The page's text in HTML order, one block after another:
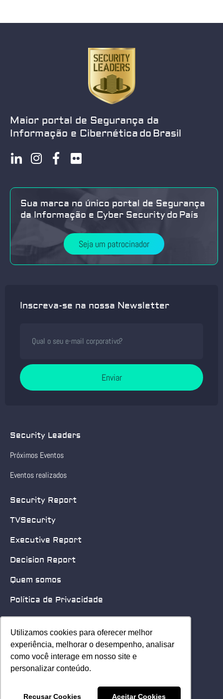
Utilizamos cookies para oferecer melhor
experiência, melhorar o desempenho, analisar
como você interage em nosso site e
personalizar conteúdo.
Recusar Cookies Aceitar Cookies
Utilizamos cookies para oferecer melhor
experiência, melhorar o desempenho, analisar
como você interage em nosso site e
personalizar conteúdo.
Recusar Cookies Aceitar Cookies
Maior portal de Segurança da
Informação e Cibernética do Brasil
Sua marca no único portal de Segurança
da Informação e Cyber Security do País
Seja um patrocinador
Inscreva-se na nossa Newsletter
Enviar
Security Leaders
Próximos Eventos
Eventos realizados
Security Report
TVSecurity
Executive Report
Decision Report
Quem somos
Política de Privacidade
Quero patrocinar
Contato
Home
© 2025 Security Leader. Todos os Direitos Reservados.